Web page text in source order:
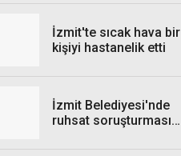
İzmit'te sıcak hava bir
kişiyi hastanelik etti
İzmit Belediyesi'nde
ruhsat soruşturması